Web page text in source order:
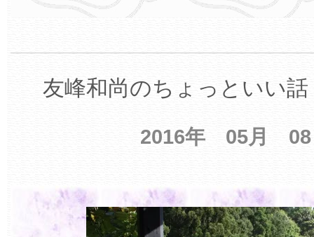
友峰和尚のちょっといい
2016年 05月